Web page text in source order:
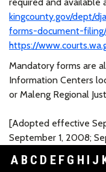
kingcounty.gov/dept/
forms-document-
https://
Mandatory forms are
Information Centers
or Maleng Regional
[Adopted effective
September 1, 2008;
A B C D E F G H I J